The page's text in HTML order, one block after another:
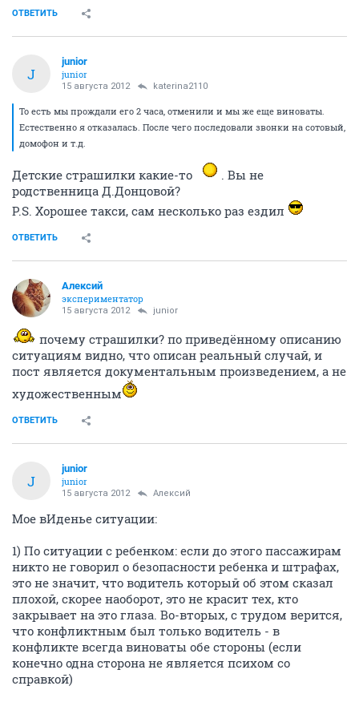
ОТВЕТИТЬ
J
junior
junior
15 августа 2012 katerina2110
То есть мы прождали его 2 часа, отменили и мы же еще виноваты.
Естественно я отказалась. После чего последовали звонки на сотовый,
домофон и т.д.
Детские страшилки какие-то
. Вы не
родственница Д.Донцовой?
P.S. Хорошее такси, сам несколько раз ездил
ОТВЕТИТЬ
Алексий
экспериментатор
15 августа 2012 junior
почему страшилки? по приведённому описанию
ситуациям видно, что описан реальный случай, и
пост является документальным произведением, а не
художественным
ОТВЕТИТЬ
J
junior
junior
15 августа 2012 Алексий
Мое вИденье ситуации:
1) По ситуации с ребенком: если до этого пассажирам
никто не говорил о безопасности ребенка и штрафах,
это не значит, что водитель который об этом сказал
плохой, скорее наоборот, это не красит тех, кто
закрывает на это глаза. Во-вторых, с трудом верится,
что конфликтным был только водитель - в
конфликте всегда виноваты обе стороны (если
конечно одна сторона не является психом со
справкой)